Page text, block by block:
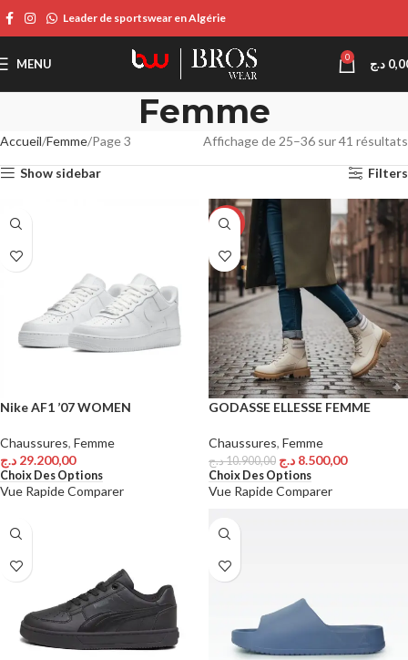
Leader de sportswear en Algérie
MENU 0 د.ج
Femme
Accueil Femme Page 3 Affichage de 25–36 sur 41 résultats
Show sidebar Filters
Nike AF1 ’07 WOMEN
Chaussures, Femme
29.200,00 د.ج
Choix Des Options
Vue RapideComparer
-22%
GODASSE ELLESSE FEMME
Chaussures, Femme
10.900,00د.ج 8.500,00 د.ج
Choix Des Options
Vue RapideComparer